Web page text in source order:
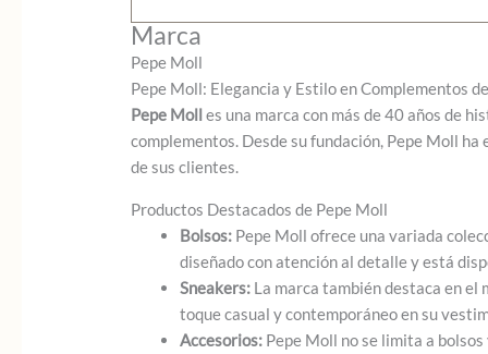
Marca
Pepe Moll
Pepe Moll: Elegancia y Estilo en Complementos
Pepe Molles una marca con más de 40 años de
complementos. Desde su fundación, Pepe Moll
de sus clientes.
Productos Destacados de Pepe Moll
Bolsos: Pepe Moll ofrece una variada
diseñado con atención al detalle y está
Sneakers: La marca también destaca en el
toque casual y contemporáneo en su
Accesorios: Pepe Moll no se limita a